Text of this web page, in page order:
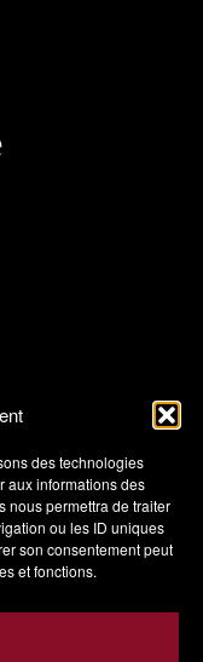
des technologies
aux informations des
nous permettra de traiter
ou les ID uniques
son consentement peut
et fonctions.